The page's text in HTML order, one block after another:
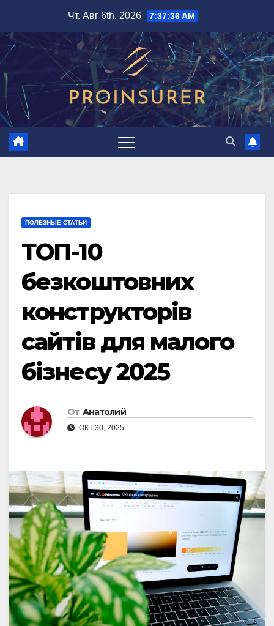
содержимому
Чт. Авг 6th, 2026 7:37:38 AM
ПОЛЕЗНЫЕ СТАТЬИ
ТОП-10
безкоштовних
конструкторів
сайтів для малого
бізнесу 2025
От Анатолий
ОКТ 30, 2025